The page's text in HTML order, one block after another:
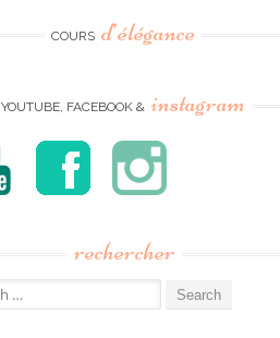
COURS d’élégance
YOUTUBE, FACEBOOK & instagram
rechercher